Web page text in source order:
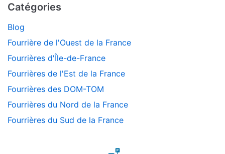
Catégories
Blog
Fourrière de l'Ouest de la France
Fourrières d'Île-de-France
Fourrières de l'Est de la France
Fourrières des DOM-TOM
Fourrières du Nord de la France
Fourrières du Sud de la France